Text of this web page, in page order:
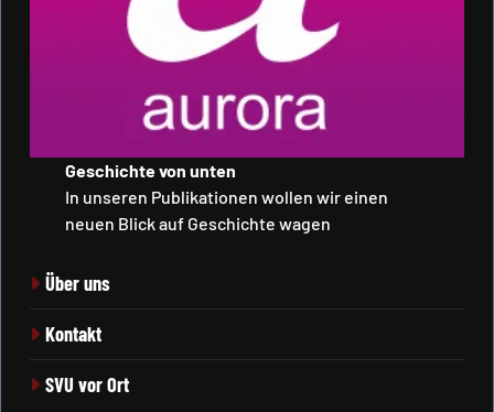
Geschichte von unten
In unseren Publikationen wollen wir einen
neuen Blick auf Geschichte wagen
Über uns
Kontakt
SVU vor Ort